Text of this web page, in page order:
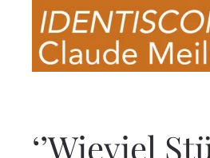
Skip to main content
‘’Wieviel